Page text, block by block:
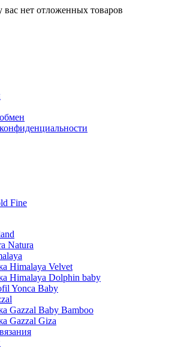
нет отложенных товаров
Fine
Natura
Himalaya Velvet
Himalaya Dolphin baby
Yonca Baby
Gazzal Baby Bamboo
Gazzal Giza